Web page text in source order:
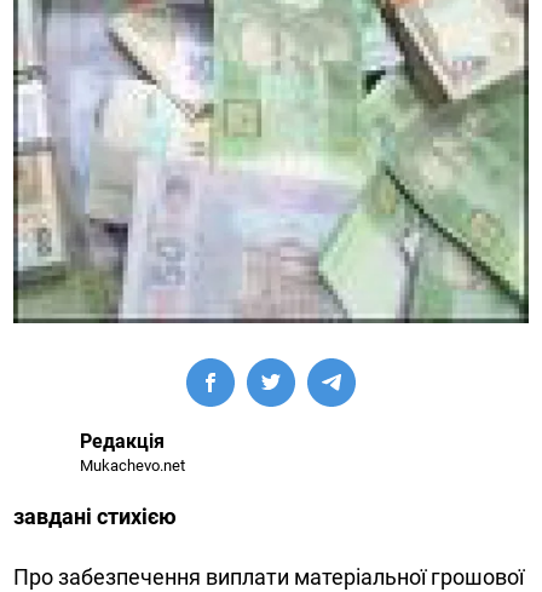
Редакція
Mukachevo.net
завдані стихією
Про забезпечення виплати матеріальної грошової